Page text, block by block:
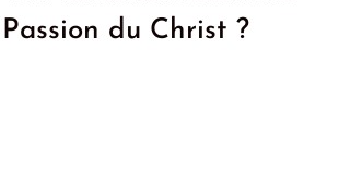
Passion du Christ ?